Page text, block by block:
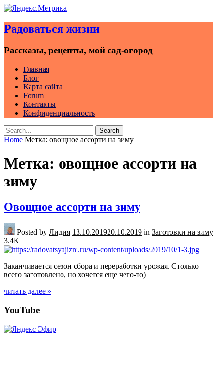
to
content
Радоваться жизни
Рассказы, рецепты, мой сад-огород
Главная
Блог
Карта сайта
Forum
Контакты
Конфиденциальность
Search
for:
Search
Home Метка: овощное ассорти на зиму
Метка: овощное ассорти на
зиму
Овощное ассорти на зиму
Posted by Лидия 13.10.201920.10.2019 in Заготовки на зиму
3.4K
Заканчивается сезон сбора и переработки урожая. Столько
всего заготовлено, но хочется еще чего-то)
читать далее »
Posts
YouTube